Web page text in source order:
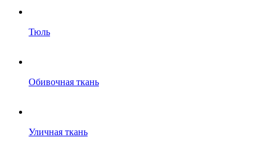
Тюль
Обивочная ткань
Уличная ткань